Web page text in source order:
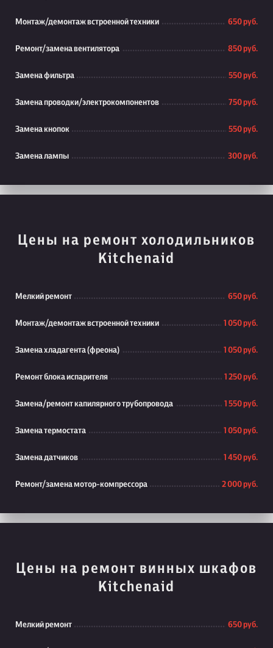
Монтаж/демонтаж встроенной техники 650 руб.
Ремонт/замена вентилятора 850 руб.
Замена фильтра 550 руб.
Замена проводки/электрокомпонентов 750 руб.
Замена кнопок 550 руб.
Замена лампы 300 руб.
Цены на ремонт холодильников
Kitchenaid
Мелкий ремонт 650 руб.
Монтаж/демонтаж встроенной техники 1 050 руб.
Замена хладагента (фреона) 1 050 руб.
Ремонт блока испарителя 1 250 руб.
Замена/ремонт капилярного трубопровода 1 550 руб.
Замена термостата 1 050 руб.
Замена датчиков 1 450 руб.
Ремонт/замена мотор-компрессора 2 000 руб.
Цены на ремонт винных шкафов
Kitchenaid
Мелкий ремонт 650 руб.